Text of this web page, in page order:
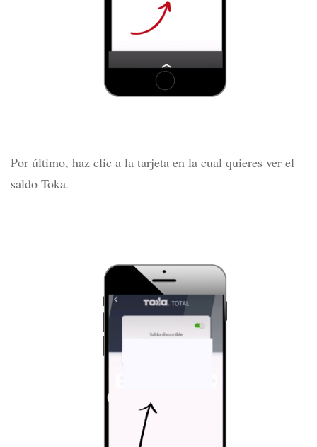
Por último, haz clic a la tarjeta en la cual quieres ver el
saldo Toka.